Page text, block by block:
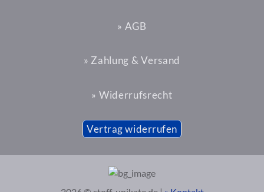
» AGB
» Zahlung & Versand
» Widerrufsrecht
Vertrag widerrufen